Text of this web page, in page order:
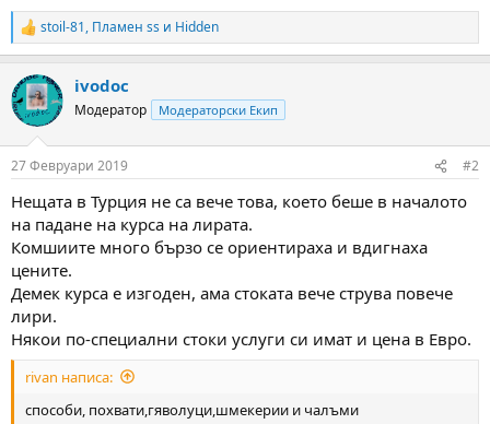
R
e
c
t
i
s
stoil-81, Пламен ss и Hidden
ivodoc
Модератор Модераторски Екип
27 Февруари 2019 #2
Нещата в Турция не са вече това, което беше в началото
на падане на курса на лирата.
Комшиите много бързо се ориентираха и вдигнаха
цените.
Демек курса е изгоден, ама стоката вече струва повече
лири.
Някои по-специални стоки услуги си имат и цена в Евро.
rivan написа:
способи, похвати,гяволуци,шмекерии и чалъми